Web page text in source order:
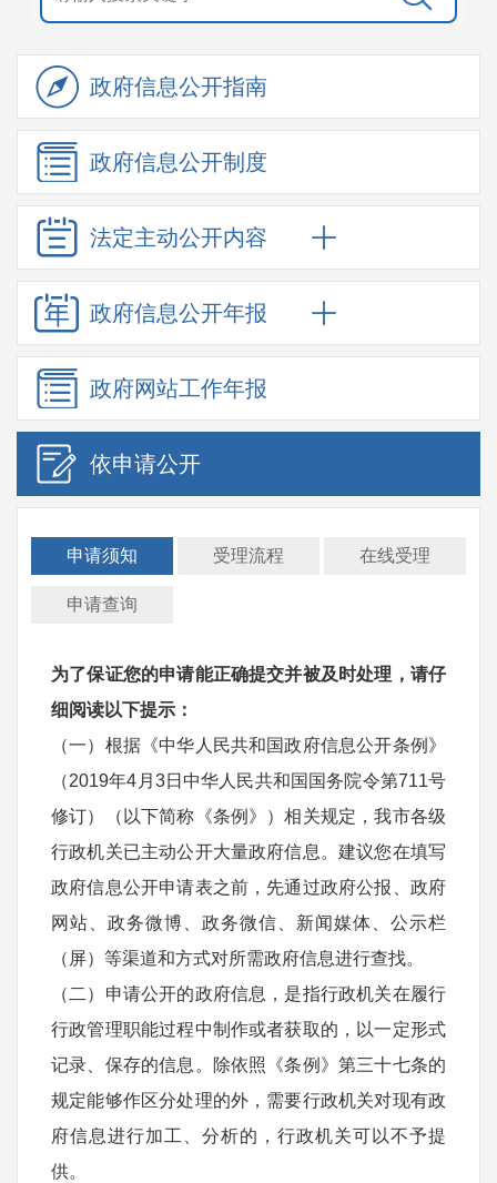
政府信息公开指南
政府信息公开制度
法定主动公开内容
政府信息公开年报
政府网站工作年报
依申请公开
申请须知 受理流程 在线受理
申请查询
为了保证您的申请能正确提交并被及时处理，请仔
细阅读以下提示：
（一）根据《中华人民共和国政府信息公开条例》
（2019年4月3日中华人民共和国国务院令第711号
修订）（以下简称《条例》）相关规定，我市各级
行政机关已主动公开大量政府信息。建议您在填写
政府信息公开申请表之前，先通过政府公报、政府
网站、政务微博、政务微信、新闻媒体、公示栏
（屏）等渠道和方式对所需政府信息进行查找。
（二）申请公开的政府信息，是指行政机关在履行
行政管理职能过程中制作或者获取的，以一定形式
记录、保存的信息。除依照《条例》第三十七条的
规定能够作区分处理的外，需要行政机关对现有政
府信息进行加工、分析的，行政机关可以不予提
供。